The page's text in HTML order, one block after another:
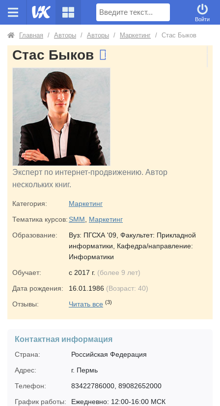
Поиск
Войти
Главная / Авторы / Авторы / Маркетинг / Стас Быков
Стас Быков
Эксперт по интернет-продвижению. Автор
нескольких книг.
Категория:
Маркетинг
Тематика курсов: SMM
Маркетинг
Образование:
Вуз: ПГСХА '09, Факультет: Прикладной
информатики, Кафедра/направление:
Информатики
Обучает:
с 2017 г. (более 9 лет)
Дата рождения:
16.01.1986 (Возраст: 40)
Отзывы:
Читать все (3)
Контактная информация
Страна:
Российская Федерация
Адрес:
г. Пермь
Телефон:
83422786000, 89082652000
График работы:
Ежедневно: 12:00-16:00 МСК